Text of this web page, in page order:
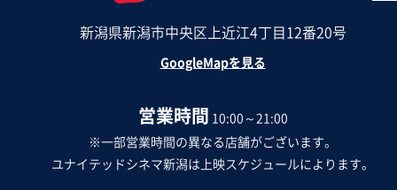
新潟県新潟市中央区上近江4丁目12番20号
GoogleMapを見る
営業時間 10:00～21:00
※一部営業時間の異なる店舗がございます。
ユナイテッドシネマ新潟は上映スケジュールによります。